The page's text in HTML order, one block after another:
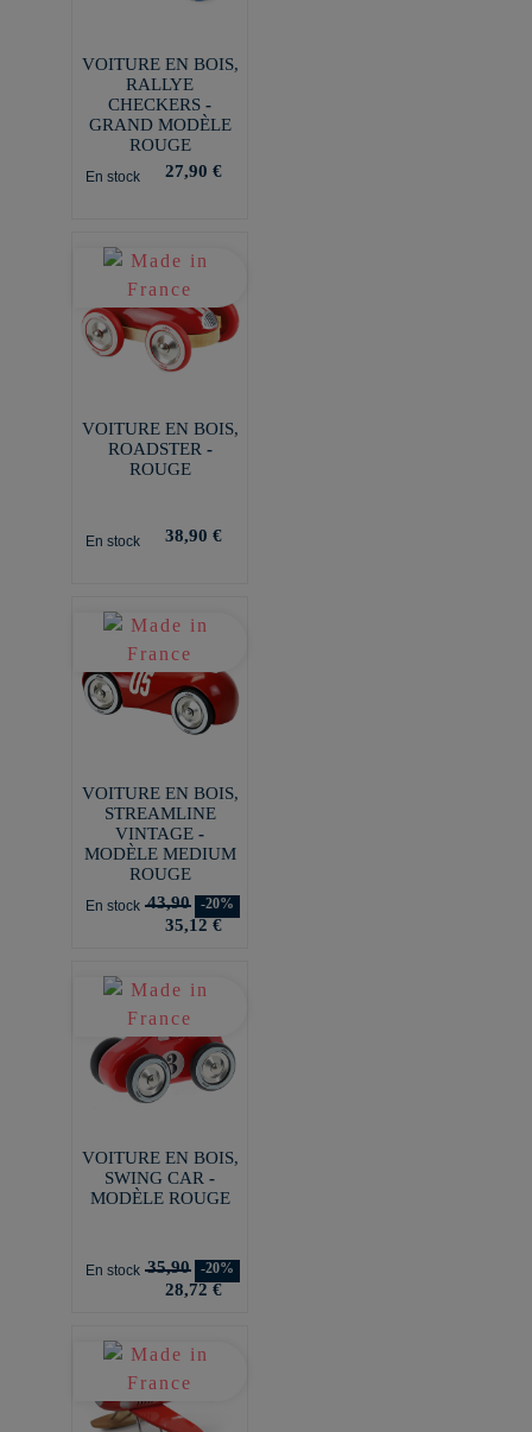
VOITURE EN BOIS,
RALLYE
CHECKERS -
GRAND MODÈLE
ROUGE
En stock 27,90 €
VOITURE EN BOIS,
ROADSTER -
ROUGE
En stock 38,90 €
VOITURE EN BOIS,
STREAMLINE
VINTAGE -
MODÈLE MEDIUM
ROUGE
En stock 43,90 -20%
35,12 €
VOITURE EN BOIS,
SWING CAR -
MODÈLE ROUGE
En stock 35,90 -20%
28,72 €